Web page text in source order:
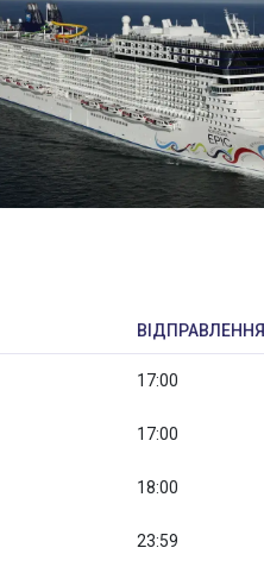
ВІДПРАВЛЕННЯ
17:00
17:00
18:00
23:59